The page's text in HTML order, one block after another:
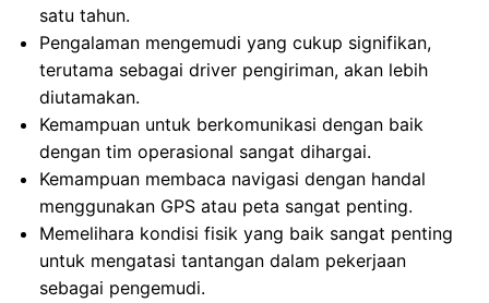
satu tahun.
Pengalaman mengemudi yang cukup signifikan,
terutama sebagai driver pengiriman, akan lebih
diutamakan.
Kemampuan untuk berkomunikasi dengan baik
dengan tim operasional sangat dihargai.
Kemampuan membaca navigasi dengan handal
menggunakan GPS atau peta sangat penting.
Memelihara kondisi fisik yang baik sangat penting
untuk mengatasi tantangan dalam pekerjaan
sebagai pengemudi.